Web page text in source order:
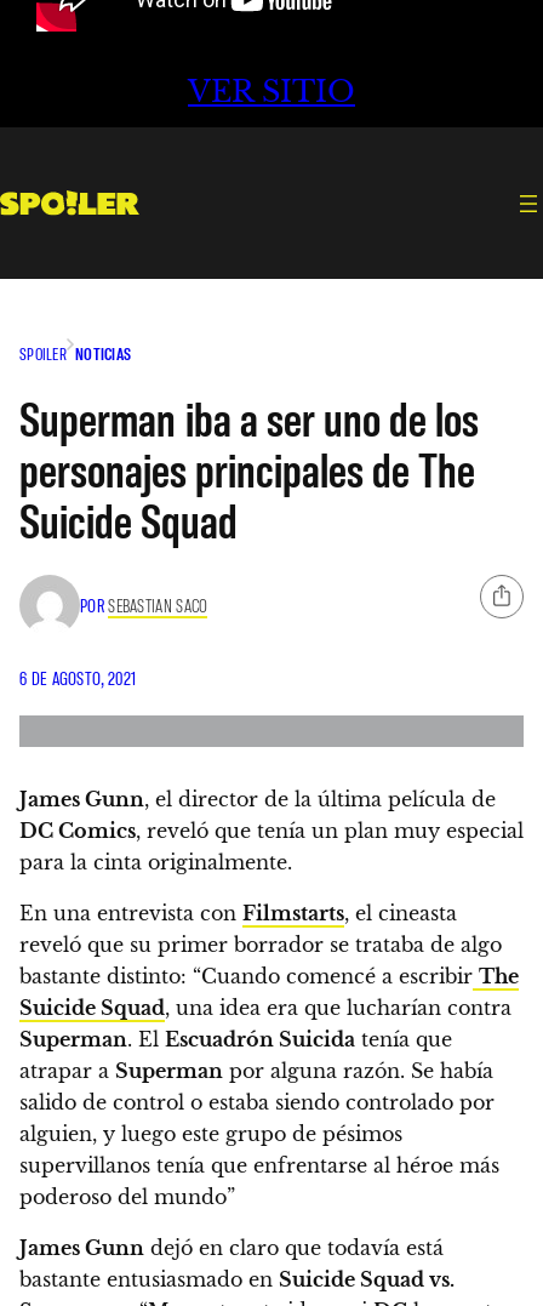
VER SITIO
SPOILER NOTICIAS
Superman iba a ser uno de los
personajes principales de The
Suicide Squad
PORSEBASTIAN SACO
6 DE AGOSTO, 2021
James Gunn, el director de la última película de
DC Comics, reveló que tenía un plan muy especial
para la cinta originalmente.
En una entrevista con Filmstarts, el cineasta
reveló que su primer borrador se trataba de algo
bastante distinto: “Cuando comencé a escribir The
Suicide Squad, una idea era que lucharían contra
Superman. El Escuadrón Suicida tenía que
atrapar a Superman por alguna razón. Se había
salido de control o estaba siendo controlado por
alguien, y luego este grupo de pésimos
supervillanos tenía que enfrentarse al héroe más
poderoso del mundo”
James Gunn dejó en claro que todavía está
bastante entusiasmado en Suicide Squad vs.